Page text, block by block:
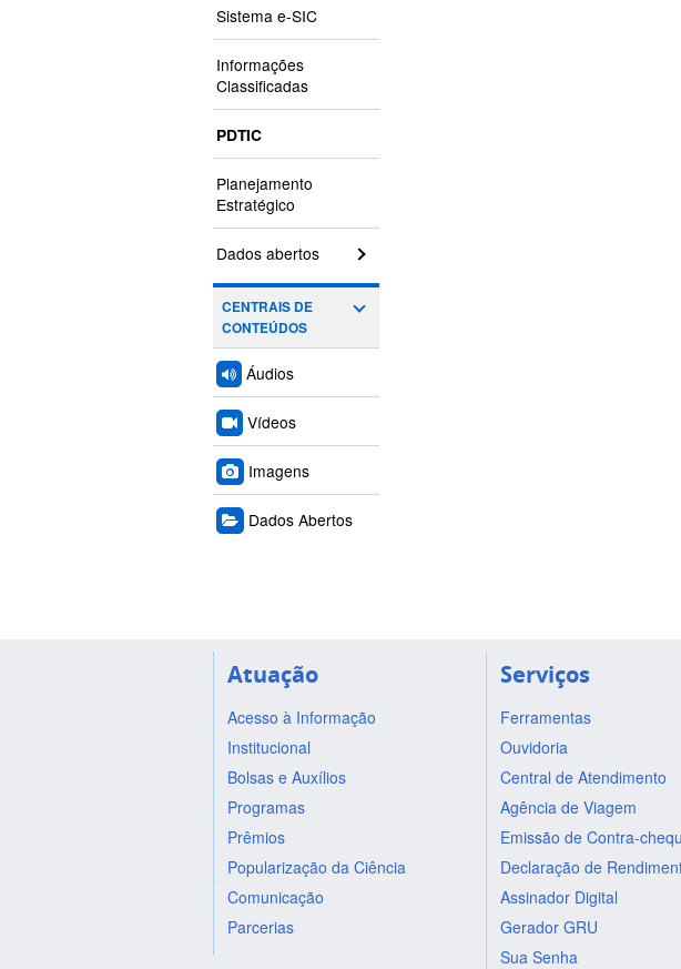
Sistema e-SIC
Informações
Classificadas
PDTIC
Planejamento
Estratégico
Dados abertos
CENTRAIS DE
CONTEÚDOS
Áudios
Vídeos
Imagens
Dados Abertos
Atuação
Acesso à Informação
Institucional
Bolsas e Auxílios
Programas
Prêmios
Popularização da Ciência
Comunicação
Parcerias
Serviços
Ferramentas
Ouvidoria
Central de Atendimento
Agência de Viagem
Emissão de Contra-
Declaração de
Assinador Digital
Gerador GRU
Sua Senha